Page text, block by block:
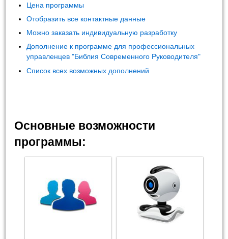
Цена программы
Отобразить все контактные данные
Можно заказать индивидуальную разработку
Дополнение к программе для профессиональных
управленцев "Библия Современного Руководителя"
Список всех возможных дополнений
Основные возможности
программы: